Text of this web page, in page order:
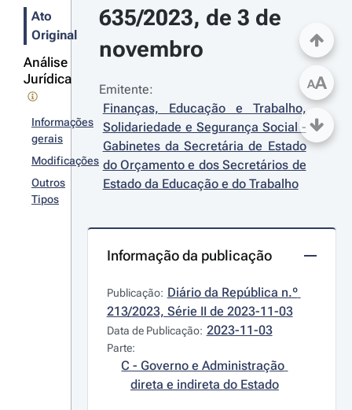
Ato
Original
Análise
Jurídica
Informações
gerais
Modificações
Outros
Tipos
635/2023, de 3 de
novembro
Emitente:
Finanças, Educação e Trabalho,
Solidariedade e Segurança Social -
Gabinetes da Secretária de Estado
do Orçamento e dos Secretários de
Estado da Educação e do Trabalho
Informação da publicação
Publicação: Diário da República n.º
213/2023, Série II de 2023-11-03
Data de Publicação: 2023-11-03
Parte:
C - Governo e Administração
direta e indireta do Estado
AA